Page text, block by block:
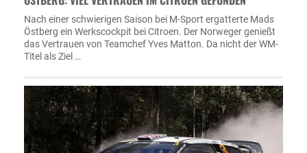
Nach einer schwierigen Saison bei M-Sport ergatterte Mads
Östberg ein Werkscockpit bei Citroen. Der Norweger genießt
das Vertrauen von Teamchef Yves Matton. Da nicht der WM-
Titel als Ziel …